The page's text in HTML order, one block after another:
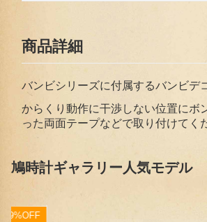
商品詳細
バンビシリーズに付属するバンビデ
からくり動作に干渉しない位置にボ
った両面テープなどで取り付けてく
鳩時計ギャラリー人気モデル